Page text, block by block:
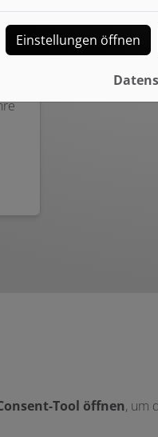
Tool öffnen, um
Einstellungen öffnen